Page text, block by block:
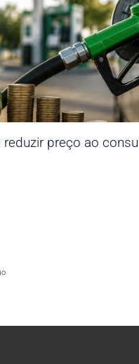
preço ao